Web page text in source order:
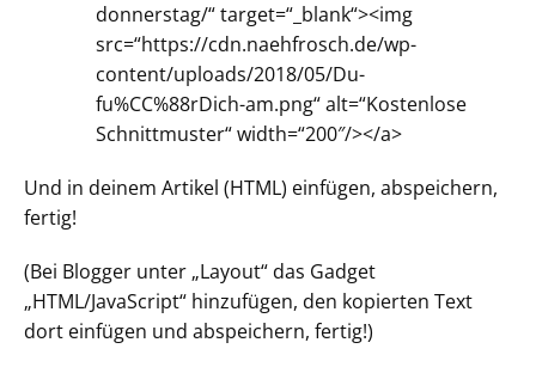
donnerstag/“ target=“_blank“><img
src=“https://cdn.naehfrosch.de/wp-
content/uploads/2018/05/Du-
fu%CC%88rDich-am.png“ alt=“Kostenlose
Schnittmuster“ width=“200″/></a>
Und in deinem Artikel (HTML) einfügen, abspeichern,
fertig!
(Bei Blogger unter „Layout“ das Gadget
„HTML/JavaScript“ hinzufügen, den kopierten Text
dort einfügen und abspeichern, fertig!)